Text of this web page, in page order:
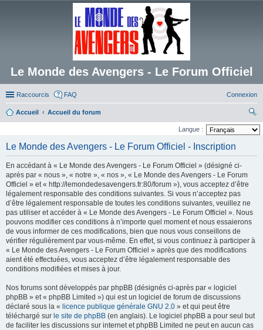
Le Monde des Avengers - Le Forum Officiel
Raccourcis FAQ Connexion
Accueil
Accueil du forum
ec
ch
Langue :
Le Monde des Avengers - Le Forum Officiel - Inscription
En accédant à « Le Monde des Avengers - Le Forum Officiel » (désigné ci-
après par « nous », « notre », « nos », « Le Monde des Avengers - Le Forum
Officiel » et « http://lemondedesavengers.fr:80/forum »), vous acceptez d’être
légalement responsable des conditions suivantes. Si vous n’acceptez pas
d’être légalement responsable de toutes les conditions suivantes, veuillez ne
pas utiliser et accéder à « Le Monde des Avengers - Le Forum Officiel ». Nous
pouvons modifier ces conditions à n’importe quel moment et nous essaierons
de vous informer de ces modifications, bien que nous vous conseillons de
vérifier régulièrement par vous-même. En effet, si vous continuez à participer à
« Le Monde des Avengers - Le Forum Officiel » après que des modifications
aient été effectuées, vous acceptez d’être légalement responsable des
conditions modifiées et mises à jour.
Nos forums sont développés par phpBB (désignés ci-après par « logiciel
phpBB » et « phpBB Limited ») qui est un logiciel de forum de discussions
déclaré sous la « licence publique générale GNU 2.0 » et qui peut être
téléchargé sur le site de phpBB (en anglais). Le logiciel phpBB a pour seul but
de faciliter les discussions sur internet et phpBB Limited ne peut en aucun cas